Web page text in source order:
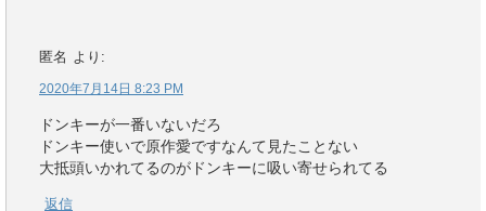
匿名 より:
2020年7月14日 8:23 PM
ドンキーが一番いないだろ
ドンキー使いで原作愛ですなんて見たことない
大抵頭いかれてるのがドンキーに吸い寄せられてる
返信